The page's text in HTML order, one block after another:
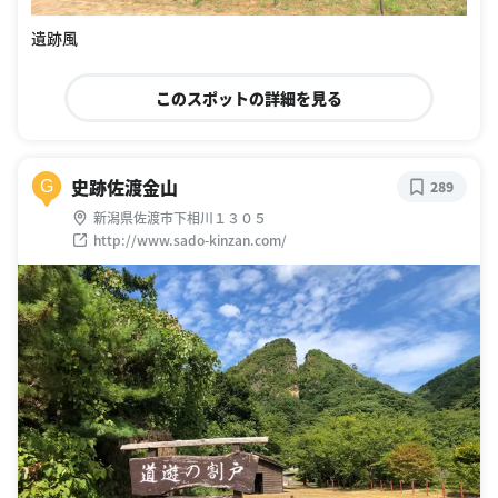
遺跡風
このスポットの詳細を見る
G 史跡佐渡金山
新潟県佐渡市下相川１３０５
http://www.sado-kinzan.com/
289